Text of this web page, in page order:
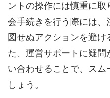
ントの操作には慎重に取
会手続きを行う際には、
図せぬアクションを避け
た、運営サポートに疑問
い合わせることで、ス
しょう。